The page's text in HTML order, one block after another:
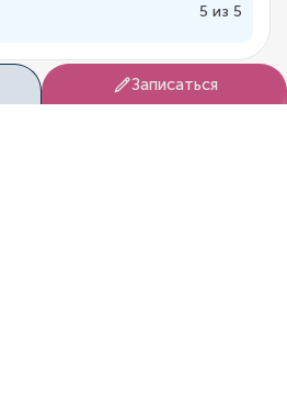
Записаться
5 из 5